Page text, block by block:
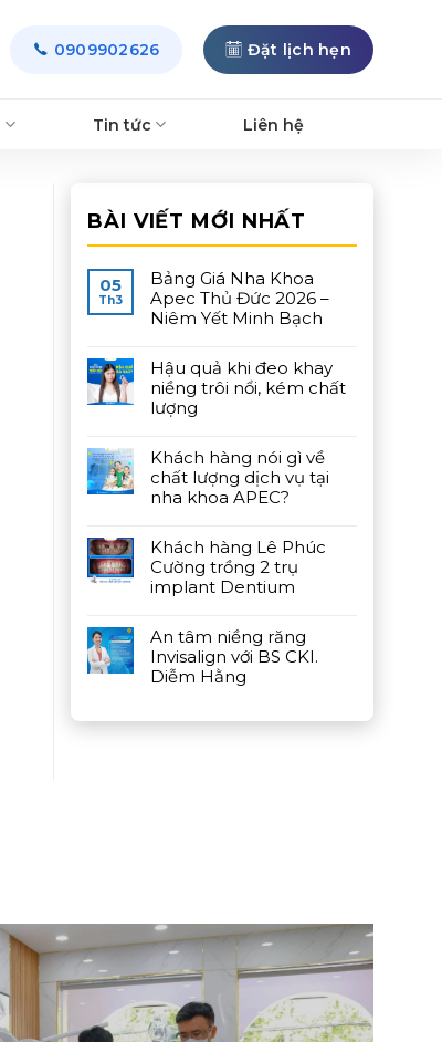
0909902626 Đặt lịch hẹn
Tin tức Liên hệ
BÀI VIẾT MỚI NHẤT
05
Th3
Bảng Giá Nha Khoa
Apec Thủ Đức 2026 –
Niêm Yết Minh Bạch
Hậu quả khi đeo khay
niềng trôi nổi, kém chất
lượng
Khách hàng nói gì về
chất lượng dịch vụ tại
nha khoa APEC?
Khách hàng Lê Phúc
Cường trồng 2 trụ
implant Dentium
An tâm niềng răng
Invisalign với BS CKI.
Diễm Hằng